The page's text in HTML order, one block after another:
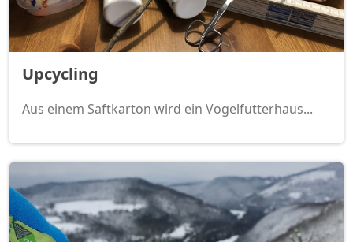
Upcycling
Aus einem Saftkarton wird ein Vogelfutterhaus...